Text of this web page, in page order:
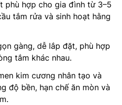
phù hợp cho gia đình từ 3–5
tắm rửa và sinh hoạt hằng
gàng, dễ lắp đặt, phù hợp
tắm khác nhau.
kim cương nhân tạo và
độ bền, hạn chế ăn mòn và